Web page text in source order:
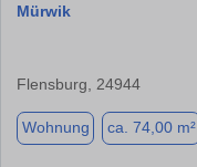
Mürwik
Flensburg, 24944
Wohnung ca. 74,00 m²